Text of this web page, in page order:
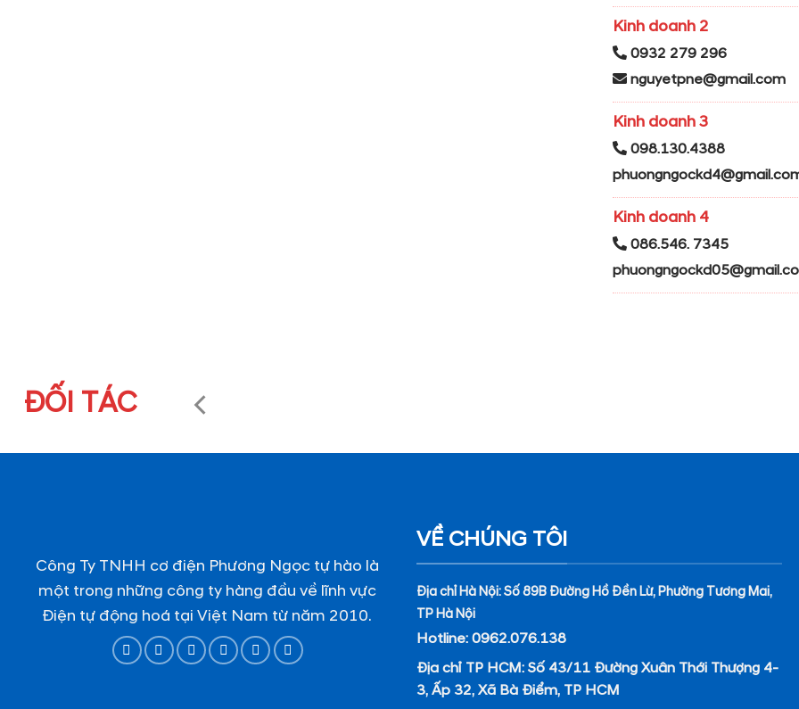
Kinh doanh 2
0932 279 296
nguyetpne@gmail.com
Kinh doanh 3
098.130.4388
Kinh doanh 4
086.546. 7345
ĐỐI TÁC
Công Ty TNHH cơ điện Phương Ngọc tự hào là
một trong những công ty hàng đầu về lĩnh vực
Điện tự động hoá tại Việt Nam từ năm 2010.
VỀ CHÚNG TÔI
Địa chỉ Hà Nội: Số 89B Đường Hồ Đền Lừ, Phường Tương Mai,
TP Hà Nội
Hotline: 0962.076.138
Địa chỉ TP HCM: Số 43/11 Đường Xuân Thới Thượng 4-
3, Ấp 32, Xã Bà Điểm, TP HCM